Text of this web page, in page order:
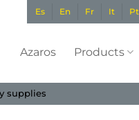
Es En Fr It Pt
Azaros Products
supplies